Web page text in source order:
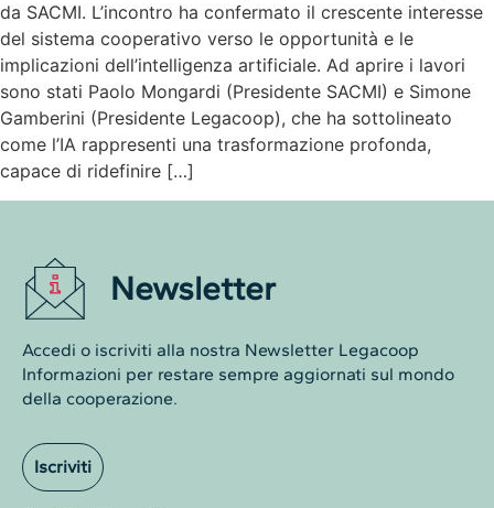
da SACMI. L’incontro ha confermato il crescente interesse
del sistema cooperativo verso le opportunità e le
implicazioni dell’intelligenza artificiale. Ad aprire i lavori
sono stati Paolo Mongardi (Presidente SACMI) e Simone
Gamberini (Presidente Legacoop), che ha sottolineato
come l’IA rappresenti una trasformazione profonda,
capace di ridefinire […]
Newsletter
Accedi o iscriviti alla nostra Newsletter Legacoop
Informazioni per restare sempre aggiornati sul mondo
della cooperazione.
Iscriviti